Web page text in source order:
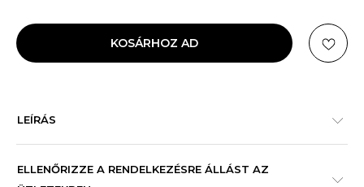
KOSÁRHOZ AD
LEÍRÁS
ELLENŐRIZZE A RENDELKEZÉSRE ÁLLÁST AZ